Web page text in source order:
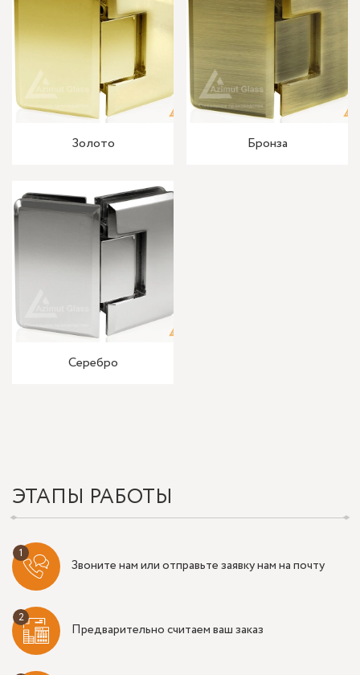
Золото Бронза
Серебро
ЭТАПЫ РАБОТЫ
Звоните нам или отправьте заявку нам на почту
Предварительно считаем ваш заказ